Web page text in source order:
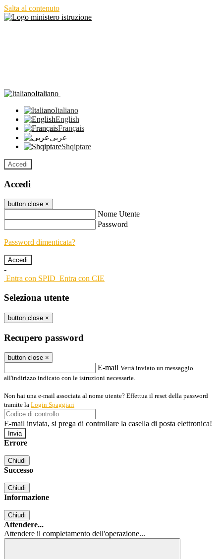
Salta al contenuto
Italiano
Italiano
English
Français
عربى
Shqiptare
Accedi
Accedi
button close ×
Nome Utente
Password
Password dimenticata?
-
Entra con SPID Entra con CIE
Seleziona utente
button close ×
Recupero password
button close ×
E-mail Verrà inviato un messaggio
all'indirizzo indicato con le istruzioni necessarie.
Non hai una e-mail associata al nome utente? Effettua il reset della password
tramite la Login Spaggiari
E-mail inviata, si prega di controllare la casella di posta elettronica!
Errore
Chiudi
Successo
Chiudi
Informazione
Chiudi
Attendere...
Attendere il completamento dell'operazione...